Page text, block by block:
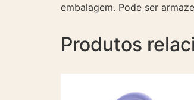
embalagem. Pode ser
Produtos